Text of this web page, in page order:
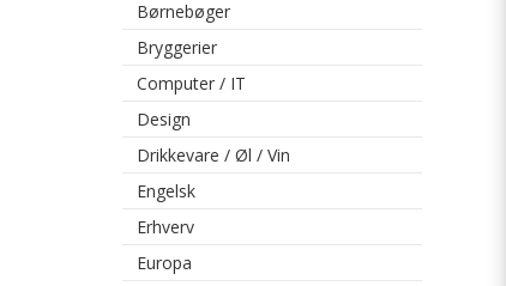
Børnebøger
Bryggerier
Computer / IT
Design
Drikkevare / Øl / Vin
Engelsk
Erhverv
Europa